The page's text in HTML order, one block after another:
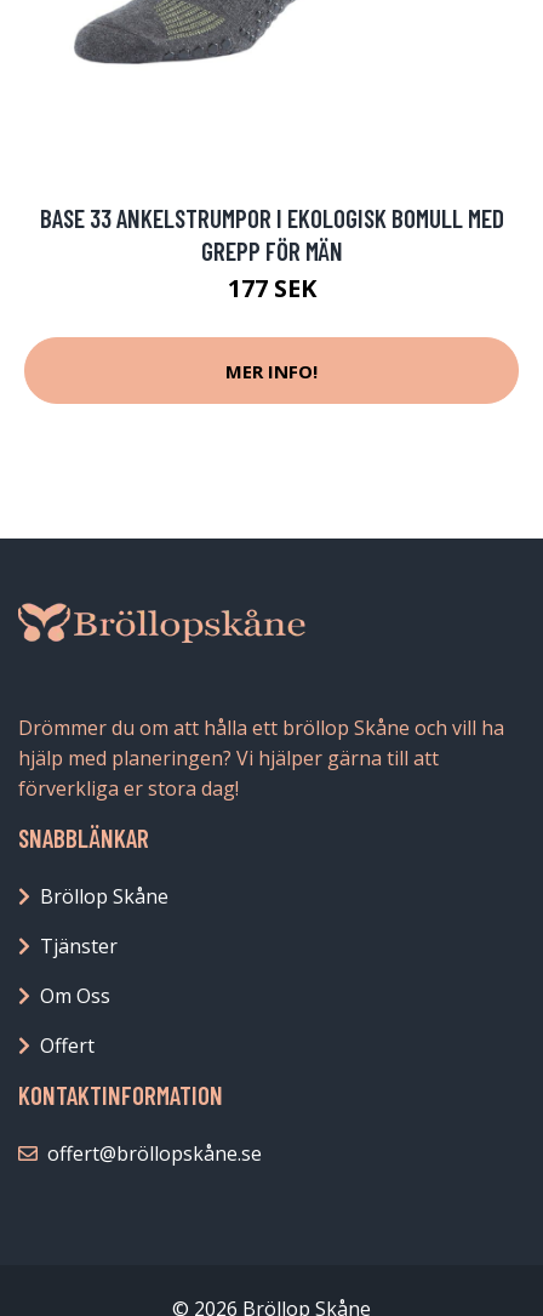
BASE 33 ANKELSTRUMPOR I EKOLOGISK BOMULL MED
GREPP FÖR MÄN
177 SEK
MER INFO!
Drömmer du om att hålla ett bröllop Skåne och vill ha
hjälp med planeringen? Vi hjälper gärna till att
förverkliga er stora dag!
SNABBLÄNKAR
Bröllop Skåne
Tjänster
Om Oss
Offert
KONTAKTINFORMATION
offert@bröllopskåne.se
© 2026 Bröllop Skåne